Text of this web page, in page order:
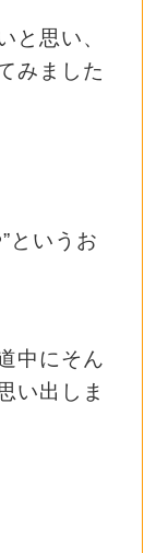
と思い、
みました
というお
中にそん
い出しま